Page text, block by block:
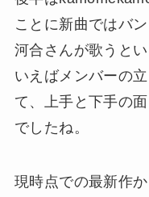
ことに新曲ではバ
河合さんが歌うと
いえばメンバーの
て、上手と下手の
でしたね。
現時点での最新作